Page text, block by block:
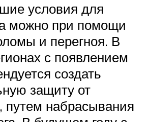
условия для
можно при помощи
и перегноя. В
с появлением
создать
защиту от
путем набрасывания